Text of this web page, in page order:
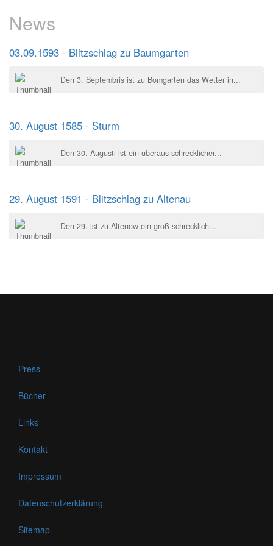
News
03.09.1593 - Blitzschlag zu Baumgarten
Den 3. Septembris ist zu Bomgarten das Wetter in...
30. August 1585 - Sturm
Den 30. Augusti ist ein uberaus schrecklicher...
29. August 1591 - Blitzschlag zu Altenau
Den 29. ist zu Altenow ein groß schrecklich...
Press
Bücher
Links
Kontakt
Impressum
Datenschutzerklärung
Sitemap